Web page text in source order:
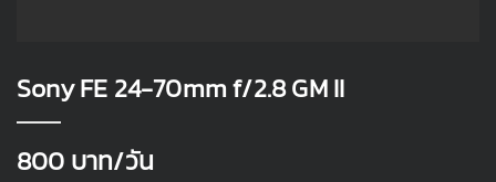
Sony FE 24-70mm f/2.8 GM II
800 บาท/วัน